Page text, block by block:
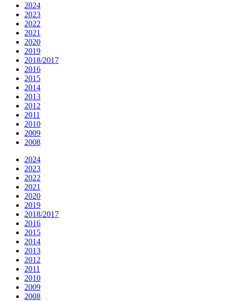
2024
2023
2022
2021
2020
2019
2018/2017
2016
2015
2014
2013
2012
2011
2010
2009
2008
2024
2023
2022
2021
2020
2019
2018/2017
2016
2015
2014
2013
2012
2011
2010
2009
2008